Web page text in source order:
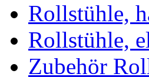
Rollstühle,
Rollstühle,
Zubehör